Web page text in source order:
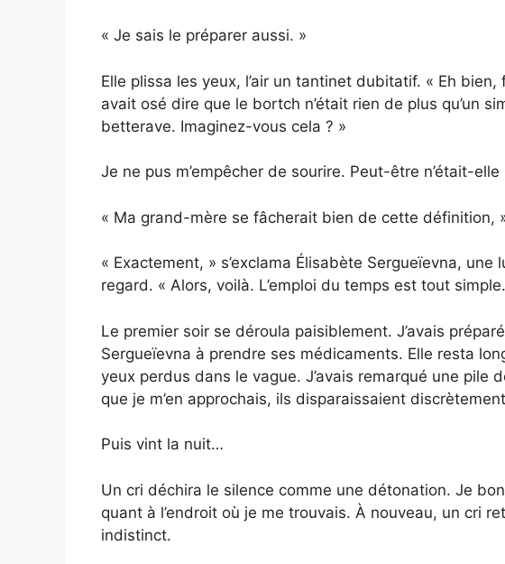
« Je sais le préparer aussi. »
Elle plissa les yeux, l’air un tantinet dubitatif. « Eh
avait osé dire que le bortch n’était rien de plus qu’un
betterave. Imaginez-vous cela ? »
Je ne pus m’empêcher de sourire. Peut-être n’était-
« Ma grand-mère se fâcherait bien de cette définition,
« Exactement, » s’exclama Élisabète Sergueïevna, une
regard. « Alors, voilà. L’emploi du temps est tout
Le premier soir se déroula paisiblement. J’avais
Sergueïevna à prendre ses médicaments. Elle resta
yeux perdus dans le vague. J’avais remarqué une pile
que je m’en approchais, ils disparaissaient
Puis vint la nuit…
Un cri déchira le silence comme une détonation. Je
quant à l’endroit où je me trouvais. À nouveau, un cri
indistinct.